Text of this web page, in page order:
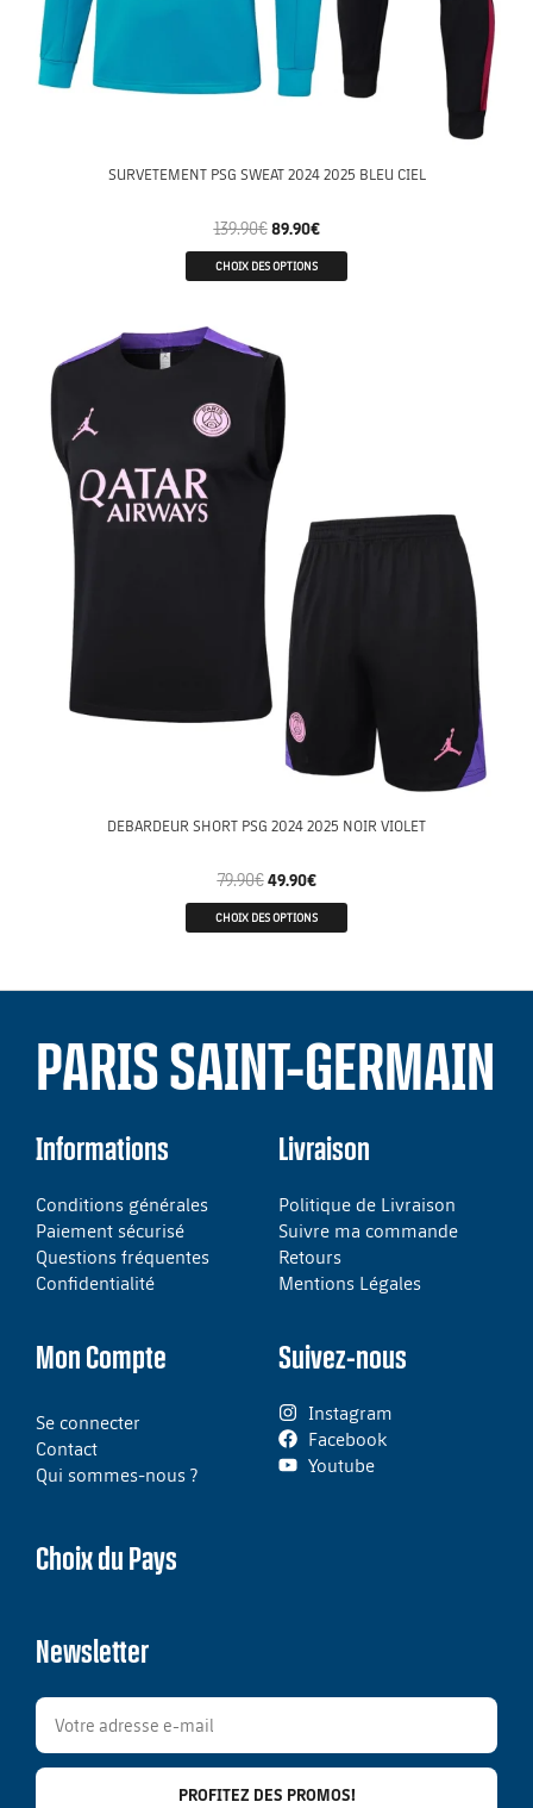
SURVETEMENT PSG SWEAT 2024 2025 BLEU CIEL
139.90€ 89.90€
CHOIX DES OPTIONS
DEBARDEUR SHORT PSG 2024 2025 NOIR VIOLET
79.90€ 49.90€
CHOIX DES OPTIONS
PARIS SAINT-GERMAIN
Informations
Conditions générales
Paiement sécurisé
Questions fréquentes
Confidentialité
Livraison
Politique de Livraison
Suivre ma commande
Retours
Mentions Légales
Mon Compte
Se connecter
Contact
Qui sommes-nous ?
Suivez-nous
Instagram
Facebook
Youtube
Choix du Pays
Newsletter
PROFITEZ DES PROMOS!